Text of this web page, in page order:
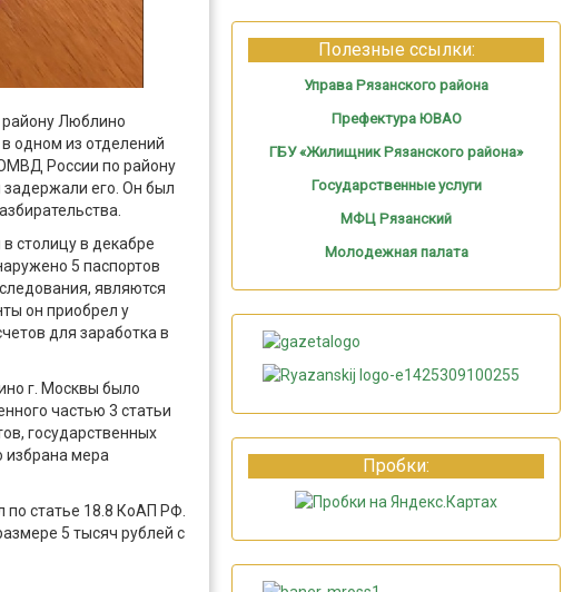
Люблино
одном из отделений
России по району
его. Он был
столицу в декабре
5 паспортов
являются
он приобрел у
для заработка в
г. Москвы было
частью 3 статьи
государственных
избрана мера
статье 18.8 КоАП РФ.
5 тысяч рублей с
Полезные ссылки:
Управа Рязанского района
Префектура ЮВАО
ГБУ «Жилищник Рязанского района»
Государственные услуги
МФЦ Рязанский
Молодежная палата
Пробки: